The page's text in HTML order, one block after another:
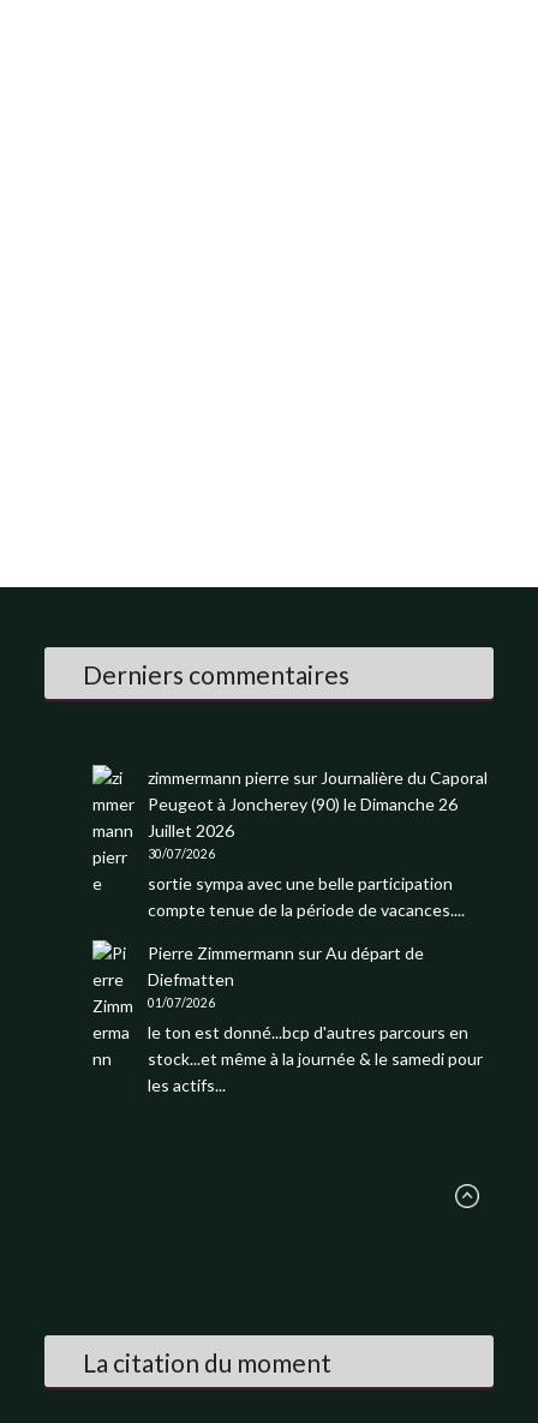
Derniers commentaires
zimmermann pierresur Journalière du Caporal
Peugeot à Joncherey (90) le Dimanche 26
Juillet 2026
30/07/2026
sortie sympa avec une belle participation
compte tenue de la période de vacances....
Pierre Zimmermann surAu départ de
Diefmatten
01/07/2026
le ton est donné...bcp d'autres parcours en
stock...et même à la journée & le samedi pour
les actifs...
La citation du moment